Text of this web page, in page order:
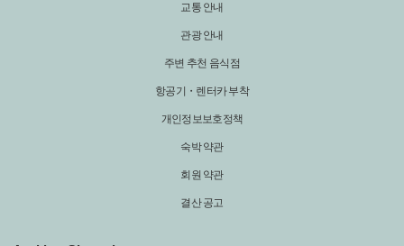
교통 안내
관광 안내
주변 추천 음식점
항공기・렌터카 부착
개인정보보호정책
숙박 약관
회원 약관
결산 공고